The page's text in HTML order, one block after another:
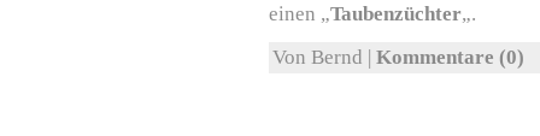
einen „Taubenzüchter„.
Von Bernd | Kommentare (0)